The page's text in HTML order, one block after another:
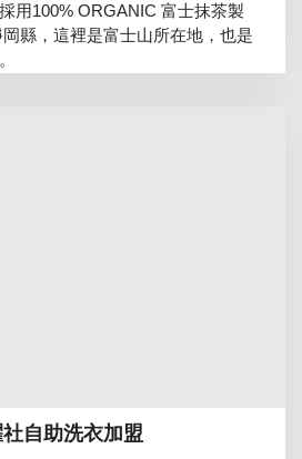
用100% ORGANIC 富士抹茶製
縣，這裡是富士山所在地，也是
自助洗衣加盟